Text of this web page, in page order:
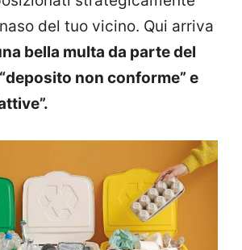
del tuo vicino. Qui arriva
bella multa da parte del
non conforme” e